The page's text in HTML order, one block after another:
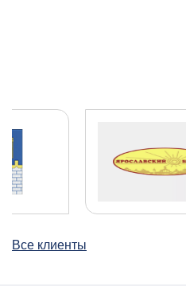
Все клиенты